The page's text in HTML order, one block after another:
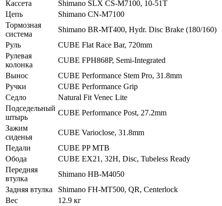
Кассета
Shimano SLX CS-M7100, 10-51T
Цепь
Shimano CN-M7100
Тормозная
система
Shimano BR-MT400, Hydr. Disc Brake (180/160)
Руль
CUBE Flat Race Bar, 720mm
Рулевая
колонка
CUBE FPH868P, Semi-Integrated
Вынос
CUBE Performance Stem Pro, 31.8mm
Ручки
CUBE Performance Grip
Седло
Natural Fit Venec Lite
Подседельный
штырь
CUBE Performance Post, 27.2mm
Зажим
сиденья
CUBE Varioclose, 31.8mm
Педали
CUBE PP MTB
Обода
CUBE EX21, 32H, Disc, Tubeless Ready
Передняя
втулка
Shimano HB-M4050
Задняя втулка
Shimano FH-MT500, QR, Centerlock
Вес
12.9 кг